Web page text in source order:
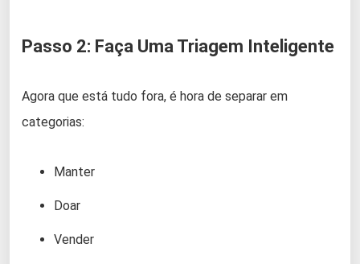
Passo 2: Faça Uma Triagem Inteligente
Agora que está tudo fora, é hora de separar em
categorias:
Manter
Doar
Vender